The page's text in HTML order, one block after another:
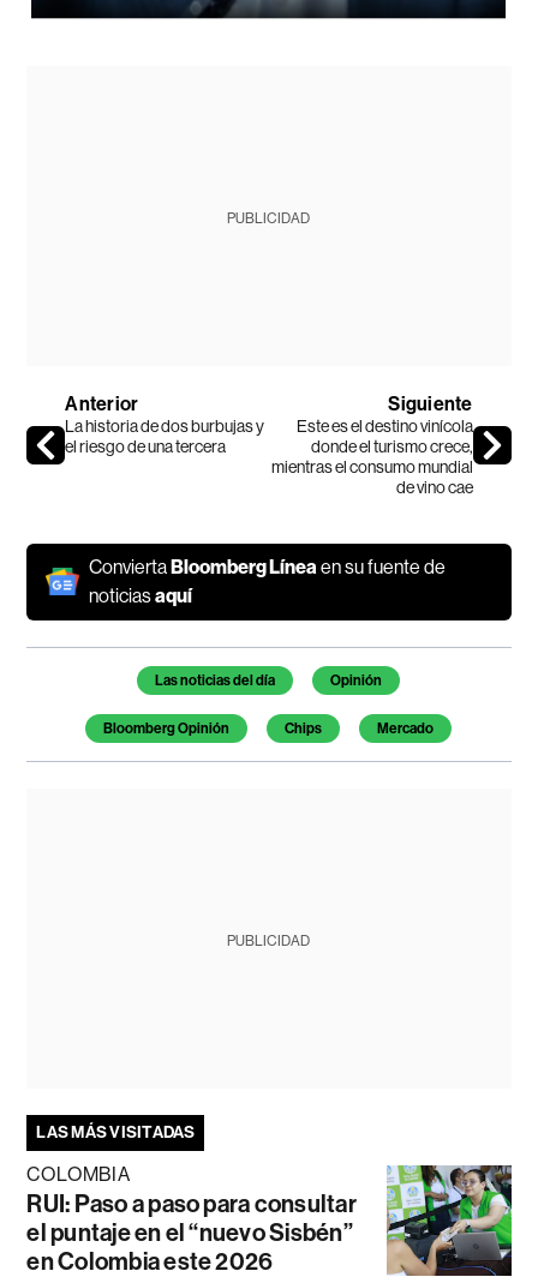
PUBLICIDAD
Anterior
La historia de dos burbujas y
el riesgo de una tercera
Siguiente
Este es el destino vinícola
donde el turismo crece,
mientras el consumo mundial
de vino cae
ConviertaBloomberg Línea en su fuente de
noticiasaquí
Temas de este artículo
Las noticias del día Opinión
Bloomberg Opinión Chips Mercado
PUBLICIDAD
LAS MÁS VISITADAS
COLOMBIA
RUI: Paso a paso para consultar
el puntaje en el “nuevo Sisbén”
en Colombia este 2026